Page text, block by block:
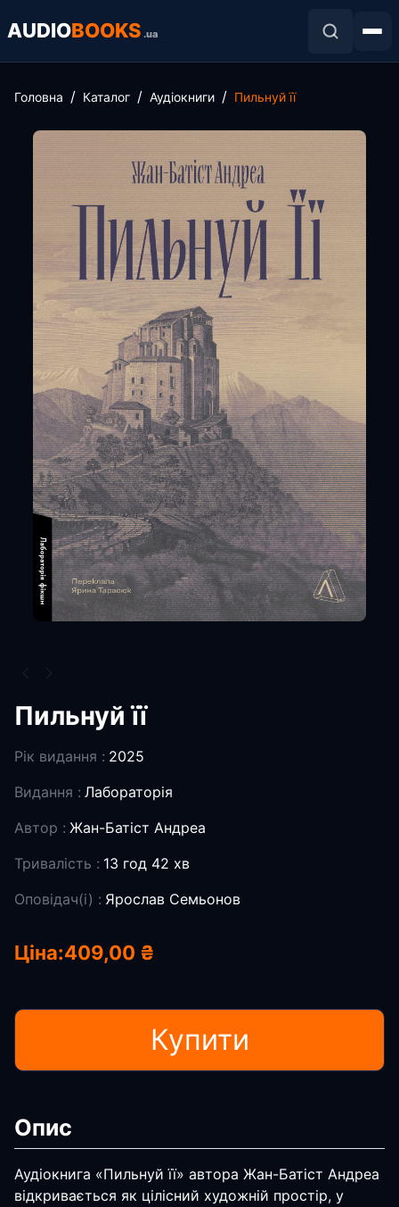
AUDIOBOOKS .ua
Головна Каталог Аудіокниги Пильнуй її
Пильнуй її
Рік видання : 2025
Видання : Лабораторія
Автор : Жан-Батіст Андреа
Тривалість : 13 год 42 хв
Оповідач(і) : Ярослав Семьонов
Ціна:409,00 ₴
Купити
Опис
Аудіокнига «Пильнуй її» автора Жан-Батіст Андреа
відкривається як цілісний художній простір, у